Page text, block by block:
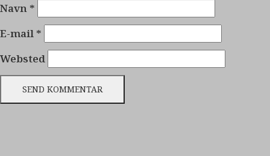
Navn *
E-mail *
Websted